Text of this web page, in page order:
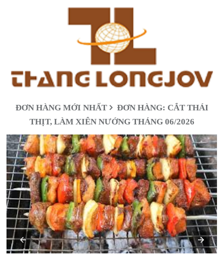
ĐƠN HÀNG MỚI NHẤT
ĐƠN HÀNG: CẮT THÁI
THỊT, LÀM XIÊN NƯỚNG THÁNG 06/2026